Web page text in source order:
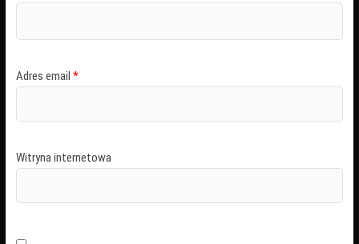
Adres email *
Witryna internetowa